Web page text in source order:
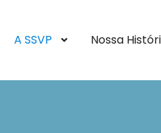
A SSVP Nossa